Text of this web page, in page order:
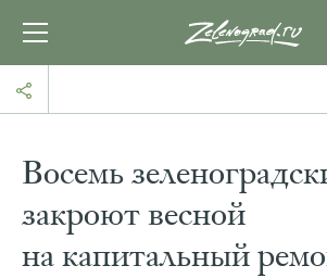
Восемь
закроют весной
на капитальный